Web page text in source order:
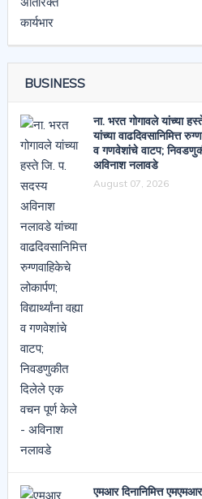
BUSINESS
ना. भरत गोगावले यांच्या
यांच्या वाढदिवसानिमित्त
व गणवेशांचे वाटप;
अविनाश नलावडे
August 07, 2026
एमआर दिनानिमित्त